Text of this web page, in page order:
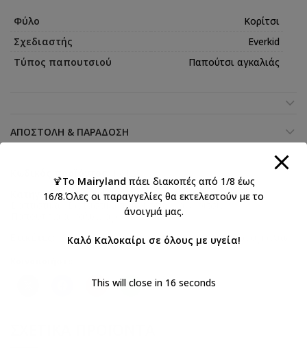
Φύλο
Κορίτσι
Σχεδιαστής
Everkid
Τύπος παπουτσιού
Παπούτσι αγκαλιάς
ΑΠΟΣΤΟΛΉ & ΠΑΡΆΔΟΣΗ
Κατηγορίες:Everkid 2026 Κορίτσι, Βάπτιση κορίτσι,
Βαπτιστικά παπούτσια για κορίτσι
Παπούτσια αγκαλιάς αγορια Everkid
βάπτιση , κορίτσι , μπαλαρίνα παπουτσια αγκαλιάς
🍹Το Mairyland πάει διακοπές από 1/8 έως
16/8.Όλες οι παραγγελίες θα εκτελεστούν με το
άνοιγμά μας.
Καλό Καλοκαίρι σε όλους με υγεία!
This will close in 16 seconds